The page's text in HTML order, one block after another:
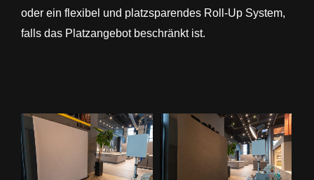
oder ein flexibel und platzsparendes Roll-Up System,
falls das Platzangebot beschränkt ist.